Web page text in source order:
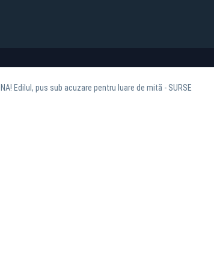
Edilul, pus sub acuzare pentru luare de mită - SURSE